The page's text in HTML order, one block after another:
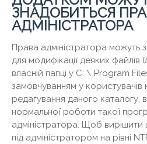
ЗНАДОБИТЬСЯ
АДМІНІСТРАТОРА
Права адміністратора можуть
для модифікації деяких файлів
власній папці у C: \ Program
замовчуванням у користувачів
редагування даного каталогу,
нормальної роботи такої
адміністратора. Щоб
під адміністратором на рівні